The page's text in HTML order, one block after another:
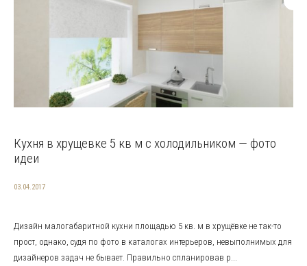
Кухня в хрущевке 5 кв м с холодильником — фото
идеи
03.04.2017
Дизайн малогабаритной кухни площадью 5 кв. м в хрущёвке не так-то
прост, однако, судя по фото в каталогах интерьеров, невыполнимых для
дизайнеров задач не бывает. Правильно спланировав р...